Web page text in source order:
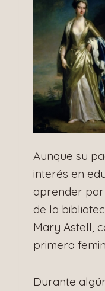
Aunque su
interés en
aprender
de la
Mary Astell,
primera
Durante